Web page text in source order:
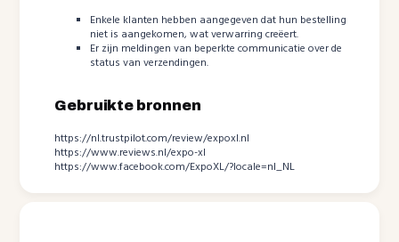
Enkele klanten hebben aangegeven dat hun bestelling
niet is aangekomen, wat verwarring creëert.
Er zijn meldingen van beperkte communicatie over de
status van verzendingen.
Gebruikte bronnen
https://nl.trustpilot.com/review/expoxl.nl
https://www.reviews.nl/expo-xl
https://www.facebook.com/ExpoXL/?locale=nl_NL